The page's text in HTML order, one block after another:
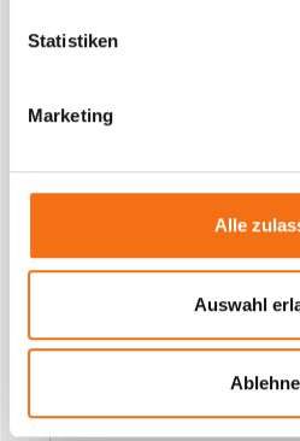
Statistiken
Marketing
Alle
Auswahl
helfen?